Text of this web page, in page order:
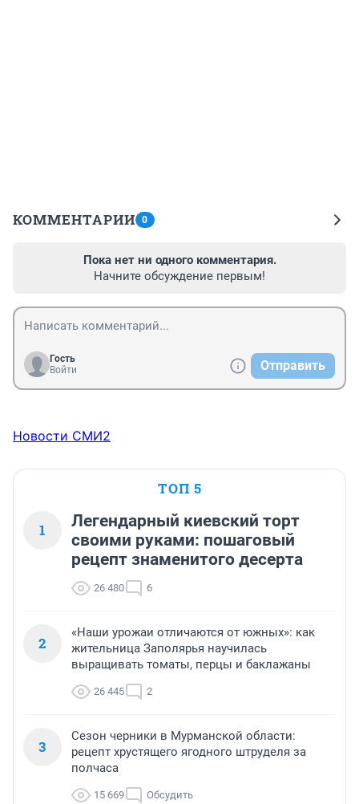
КОММЕНТАРИИ 0
Пока нет ни одного комментария.
Начните обсуждение первым!
Гость
Войти
Отправить
Новости СМИ2
ТОП 5
1
Легендарный киевский торт
своими руками: пошаговый
рецепт знаменитого десерта
26 480 6
2
«Наши урожаи отличаются от южных»: как
жительница Заполярья научилась
выращивать томаты, перцы и баклажаны
26 445 2
3
Сезон черники в Мурманской области:
рецепт хрустящего ягодного штруделя за
полчаса
15 669 Обсудить